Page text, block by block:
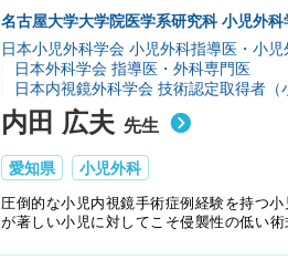
名古屋大学大学院医学系研究科 小児外科
日本小児外科学会 小児外科指導医・小
日本外科学会 指導医・外科専門医
日本内視鏡外科学会 技術認定取得者（
内田 広夫 先生
愛知県 小児外科
圧倒的な小児内視鏡手術症例経験を持つ
が著しい小児に対してこそ侵襲性の低い
てきた。小児外科の教育制度の改革にも